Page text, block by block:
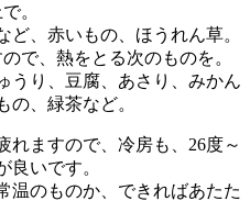
。
、赤いもの、ほうれん草。
で、熱をとる次のものを。
り、豆腐、あさり、みかん
の、緑茶など。
れますので、冷房も、26度～
良いです。
温のものか、できればあたた